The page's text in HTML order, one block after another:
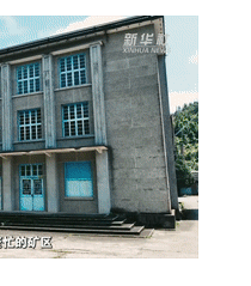
河北 山西
上海 江苏
福建 江西
湖北 湖南